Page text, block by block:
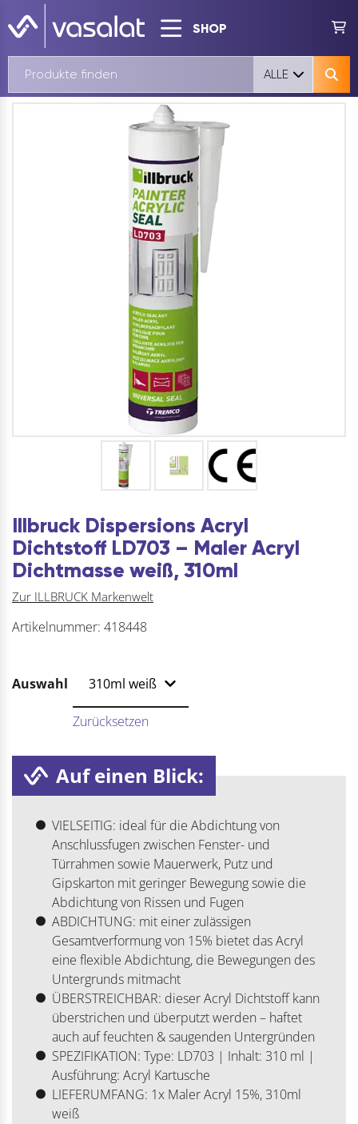
SHOP
ALLE
Illbruck Dispersions Acryl
Dichtstoff LD703 – Maler Acryl
Dichtmasse weiß, 310ml
Zur ILLBRUCK Markenwelt
Artikelnummer: 418448
Auswahl
Zurücksetzen
Auf einen Blick:
VIELSEITIG: ideal für die Abdichtung von
Anschlussfugen zwischen Fenster- und
Türrahmen sowie Mauerwerk, Putz und
Gipskarton mit geringer Bewegung sowie die
Abdichtung von Rissen und Fugen
ABDICHTUNG: mit einer zulässigen
Gesamtverformung von 15% bietet das Acryl
eine flexible Abdichtung, die Bewegungen des
Untergrunds mitmacht
ÜBERSTREICHBAR: dieser Acryl Dichtstoff kann
überstrichen und überputzt werden – haftet
auch auf feuchten & saugenden Untergründen
SPEZIFIKATION: Type: LD703 | Inhalt: 310 ml |
Ausführung: Acryl Kartusche
LIEFERUMFANG: 1x Maler Acryl 15%, 310ml
weiß